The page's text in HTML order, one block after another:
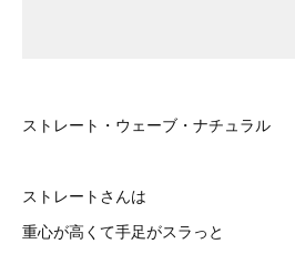
ストレート・ウェーブ・ナチュラル
ストレートさんは
重心が高くて手足がスラっと